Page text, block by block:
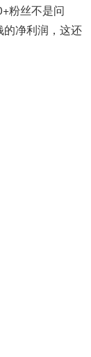
粉丝不是问
净利润，这还